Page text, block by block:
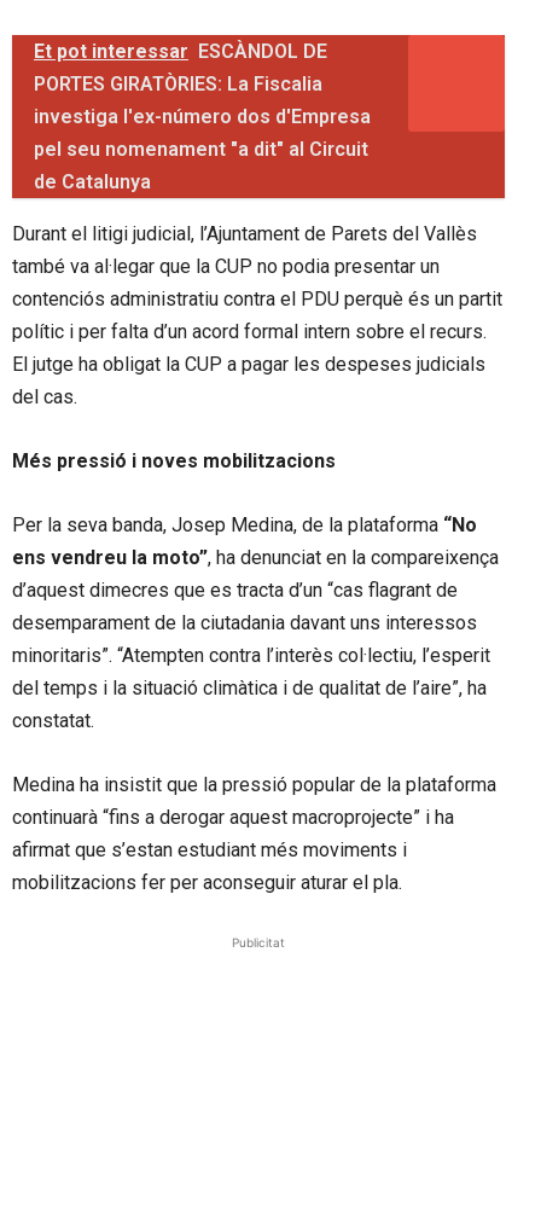
Et pot interessar ESCÀNDOL DE
PORTES GIRATÒRIES: La Fiscalia
investiga l'ex-número dos d'Empresa
pel seu nomenament "a dit" al Circuit
de Catalunya
Durant el litigi judicial, l’Ajuntament de Parets del Vallès
també va al·legar que la CUP no podia presentar un
contenciós administratiu contra el PDU perquè és un partit
polític i per falta d’un acord formal intern sobre el recurs.
El jutge ha obligat la CUP a pagar les despeses judicials
del cas.
Més pressió i noves mobilitzacions
Per la seva banda, Josep Medina, de la plataforma “No
ens vendreu la moto”, ha denunciat en la compareixença
d’aquest dimecres que es tracta d’un “cas flagrant de
desemparament de la ciutadania davant uns interessos
minoritaris”. “Atempten contra l’interès col·lectiu, l’esperit
del temps i la situació climàtica i de qualitat de l’aire”, ha
constatat.
Medina ha insistit que la pressió popular de la plataforma
continuarà “fins a derogar aquest macroprojecte” i ha
afirmat que s’estan estudiant més moviments i
mobilitzacions fer per aconseguir aturar el pla.
Publicitat